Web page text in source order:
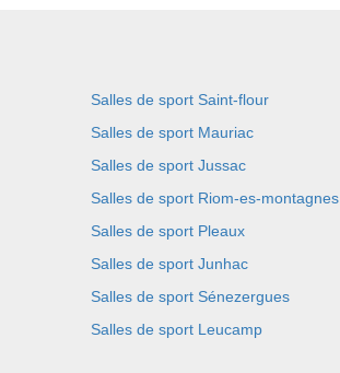
Salles de sport Saint-flour
Salles de sport Mauriac
Salles de sport Jussac
Salles de sport Riom-es-montagnes
Salles de sport Pleaux
Salles de sport Junhac
Salles de sport Sénezergues
Salles de sport Leucamp